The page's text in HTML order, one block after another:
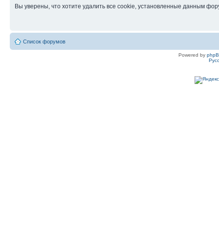
Вы уверены, что хотите удалить все cookie, установленные данным
Список форумов
Powered by